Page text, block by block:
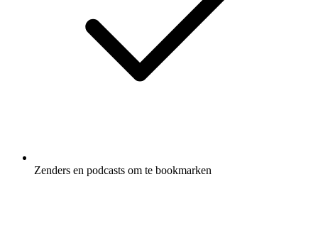
Zenders en podcasts om te bookmarken